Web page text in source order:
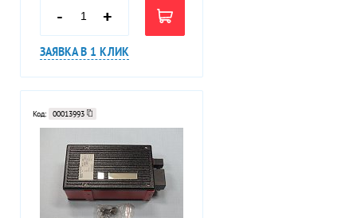
- +
ЗАЯВКА В 1 КЛИК
Код: 00013993